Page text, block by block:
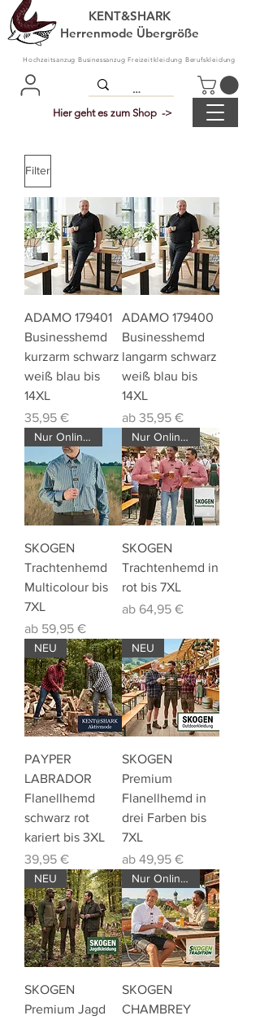
KENT&SHARK
Herrenmode Übergröße
Hochzeitsanzug Businessanzug Freizeitkleidung Berufskleidung
Hier geht es zum Shop ->
Filter
ADAMO 179401
Businesshemd
kurzarm schwarz
weiß blau bis
14XL
Preis
35,95 €
ADAMO 179400
Businesshemd
langarm schwarz
weiß blau bis
14XL
ab 35,95 €
Sale-Preis
Nur Online verfügbar !!!
SKOGEN
Trachtenhemd
Multicolour bis
7XL
ab 59,95 €
Sale-Preis
Nur Online verfügbar !!!
SKOGEN
Trachtenhemd in
rot bis 7XL
ab 64,95 €
Sale-Preis
NEU
PAYPER
LABRADOR
Flanellhemd
schwarz rot
kariert bis 3XL
Preis
39,95 €
NEU
SKOGEN
Premium
Flanellhemd in
drei Farben bis
7XL
ab 49,95 €
Sale-Preis
NEU
SKOGEN
Premium Jagd
Nur Online verfügbar !!!
SKOGEN
CHAMBREY